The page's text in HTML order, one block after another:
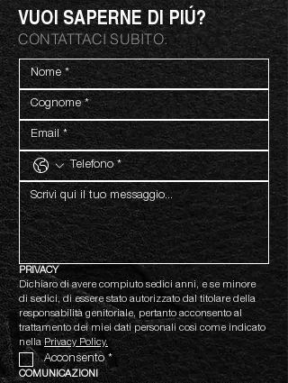
VUOI SAPERNE DI PIÚ?
CONTATTACI SUBITO.
PRIVACY
Dichiaro di avere compiuto sedici anni, e se minore
di sedici, di essere stato autorizzato dal titolare della
responsabilità genitoriale, pertanto acconsento al
trattamento dei miei dati personali così come indicato
nella Privacy Policy.
Acconsento *
COMUNICAZIONI